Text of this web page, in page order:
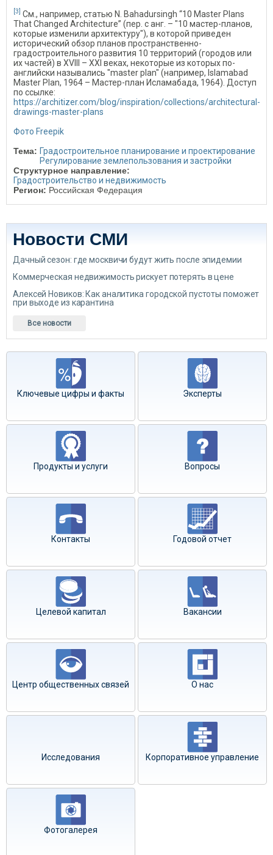
[3] См., например, статью N. Bahadursingh “10 Master Plans
That Changed Architecture” (пер. с анг. – "10 мастер-планов,
которые изменили архитектуру"), в которой приведен
исторический обзор планов пространственно-
градостроительного развития 10 территорий (городов или
их частей) в XVIII – XXI веках, некоторые из которых по-
английски назывались "master plan" (например, Islamabad
Master Plan, 1964 – Мастер-план Исламабада, 1964). Доступ
по ссылке:
https://architizer.com/blog/inspiration/collections/architectural-
drawings-master-plans
Фото Freepik
Тема: Градостроительное планирование и проектирование
Регулирование землепользования и застройки
Структурное направление:
Градостроительство и недвижимость
Регион: Российская Федерация
Новости СМИ
Дачный сезон: где москвичи будут жить после эпидемии
Коммерческая недвижимость рискует потерять в цене
Алексей Новиков: Как аналитика городской пустоты поможет
при выходе из карантина
Все новости
Ключевые цифры и факты Эксперты
Продукты и услуги Вопросы
Контакты Годовой отчет
Целевой капитал Вакансии
Центр общественных связей О нас
Исследования Корпоративное управление
Фотогалерея